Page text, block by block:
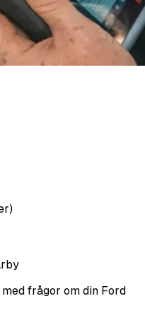
frågor om din Ford